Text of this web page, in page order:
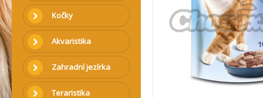
Kočky
Akvaristika
Zahradní jezírka
Teraristika